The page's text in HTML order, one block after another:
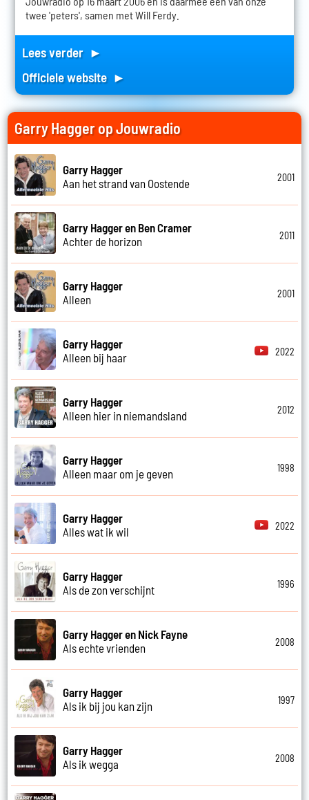
twee 'peters', samen met Will Ferdy.
Lees verder ►
Officiele website ►
Garry Hagger op Jouwradio
Garry Hagger
Aan het strand van Oostende
2001
Garry Hagger en Ben Cramer
Achter de horizon
2011
Garry Hagger
Alleen
2001
Garry Hagger
Alleen bij haar
2022
Garry Hagger
Alleen hier in niemandsland
2012
Garry Hagger
Alleen maar om je geven
1998
Garry Hagger
Alles wat ik wil
2022
Garry Hagger
Als de zon verschijnt
1996
Garry Hagger en Nick Fayne
Als echte vrienden
2008
Garry Hagger
Als ik bij jou kan zijn
1997
Garry Hagger
Als ik wegga
2008